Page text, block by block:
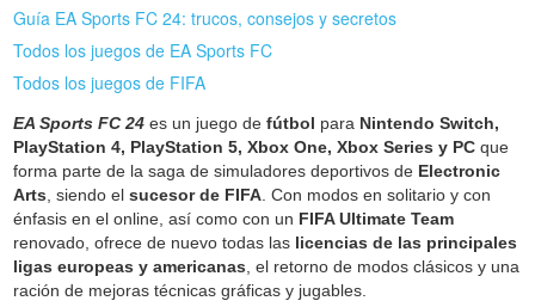
Guía EA Sports FC 24: trucos, consejos y secretos
Todos los juegos de EA Sports FC
Todos los juegos de FIFA
EA Sports FC 24 es un juego defútbol para Nintendo Switch,
PlayStation 4, PlayStation 5, Xbox One, Xbox Series y PC que
forma parte de la saga de simuladores deportivos de Electronic
Arts, siendo elsucesor de FIFA. Con modos en solitario y con
énfasis en el online, así como con un FIFA Ultimate Team
renovado, ofrece de nuevo todas las licencias de las principales
ligas europeas y americanas, el retorno de modos clásicos y una
ración de mejoras técnicas gráficas y jugables.